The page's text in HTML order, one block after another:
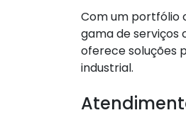
Com um portfólio
gama de serviços
oferece soluções
industrial.